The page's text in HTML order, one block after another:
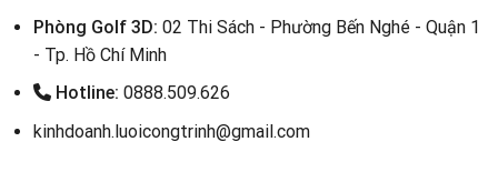
Phòng Golf 3D:02 Thi Sách - Phường Bến Nghé - Quận 1
- Tp. Hồ Chí Minh
Hotline: 0888.509.626
kinhdoanh.luoicongtrinh@gmail.com